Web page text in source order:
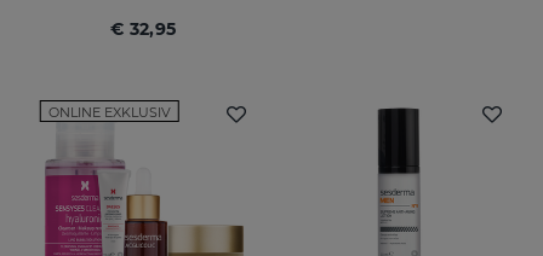
€ 32,95
ONLINE EXKLUSIV